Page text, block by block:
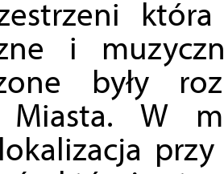
i
były
Miasta. W